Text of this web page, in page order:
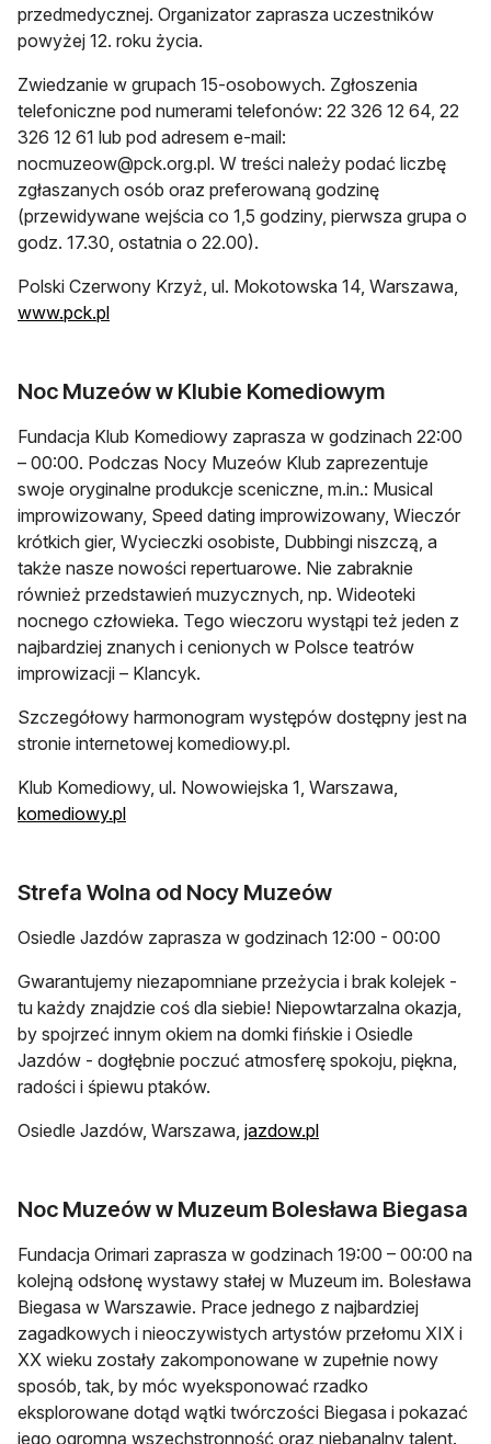
przedmedycznej. Organizator zaprasza uczestników
powyżej 12. roku życia.
Zwiedzanie w grupach 15-osobowych. Zgłoszenia
telefoniczne pod numerami telefonów: 22 326 12 64, 22
326 12 61 lub pod adresem e-mail:
nocmuzeow@pck.org.pl. W treści należy podać liczbę
zgłaszanych osób oraz preferowaną godzinę
(przewidywane wejścia co 1,5 godziny, pierwsza grupa o
godz. 17.30, ostatnia o 22.00).
Polski Czerwony Krzyż, ul. Mokotowska 14, Warszawa,
www.pck.pl
Noc Muzeów w Klubie Komediowym
Fundacja Klub Komediowy zaprasza w godzinach 22:00
– 00:00. Podczas Nocy Muzeów Klub zaprezentuje
swoje oryginalne produkcje sceniczne, m.in.: Musical
improwizowany, Speed dating improwizowany, Wieczór
krótkich gier, Wycieczki osobiste, Dubbingi niszczą, a
także nasze nowości repertuarowe. Nie zabraknie
również przedstawień muzycznych, np. Wideoteki
nocnego człowieka. Tego wieczoru wystąpi też jeden z
najbardziej znanych i cenionych w Polsce teatrów
improwizacji – Klancyk.
Szczegółowy harmonogram występów dostępny jest na
stronie internetowej komediowy.pl.
Klub Komediowy, ul. Nowowiejska 1, Warszawa,
komediowy.pl
Strefa Wolna od Nocy Muzeów
Osiedle Jazdów zaprasza w godzinach 12:00 - 00:00
Gwarantujemy niezapomniane przeżycia i brak kolejek -
tu każdy znajdzie coś dla siebie! Niepowtarzalna okazja,
by spojrzeć innym okiem na domki fińskie i Osiedle
Jazdów - dogłębnie poczuć atmosferę spokoju, piękna,
radości i śpiewu ptaków.
Osiedle Jazdów, Warszawa, jazdow.pl
Noc Muzeów w Muzeum Bolesława Biegasa
Fundacja Orimari zaprasza w godzinach 19:00 – 00:00 na
kolejną odsłonę wystawy stałej w Muzeum im. Bolesława
Biegasa w Warszawie. Prace jednego z najbardziej
zagadkowych i nieoczywistych artystów przełomu XIX i
XX wieku zostały zakomponowane w zupełnie nowy
sposób, tak, by móc wyeksponować rzadko
eksplorowane dotąd wątki twórczości Biegasa i pokazać
jego ogromną wszechstronność oraz niebanalny talent.